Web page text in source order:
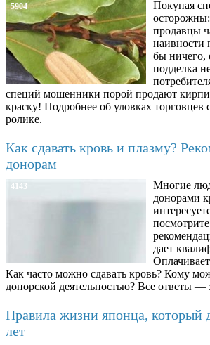
5904
Покупая
продавцы
наивности
бы ничего,
подделка
специй мошенники порой продают
краску! Подробнее об уловках торговцев
ролике.
Как сдавать кровь и плазму?
донорам
4143
Многие
донорами
дает
Как часто можно сдавать кровь? Кому
донорской деятельностью? Все ответы —
Правила жизни японца, который
лет